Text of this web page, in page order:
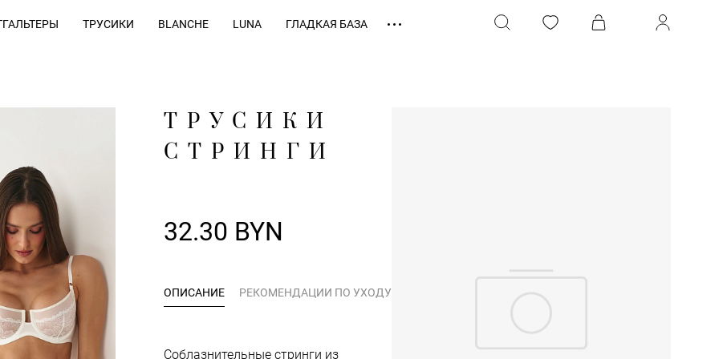
ТРУСИКИ BLANCHE LUNA ГЛАДКАЯ БАЗА
ТРУСИКИ
СТРИНГИ
32.30 BYN
ОПИСАНИЕ РЕКОМЕНДАЦИИ ПО УХОДУ
Соблазнительные стринги из